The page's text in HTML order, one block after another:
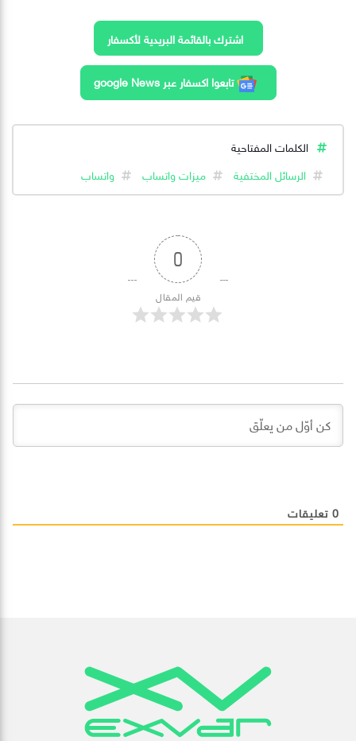
اشترك بالقائمة البريدية لأكسفار
تابعوا اكسفار عبر google News
الكلمات المفتاحية
الرسائل المختفية
ميزات واتساب واتساب
0
قيم المقال
0 تعليقات